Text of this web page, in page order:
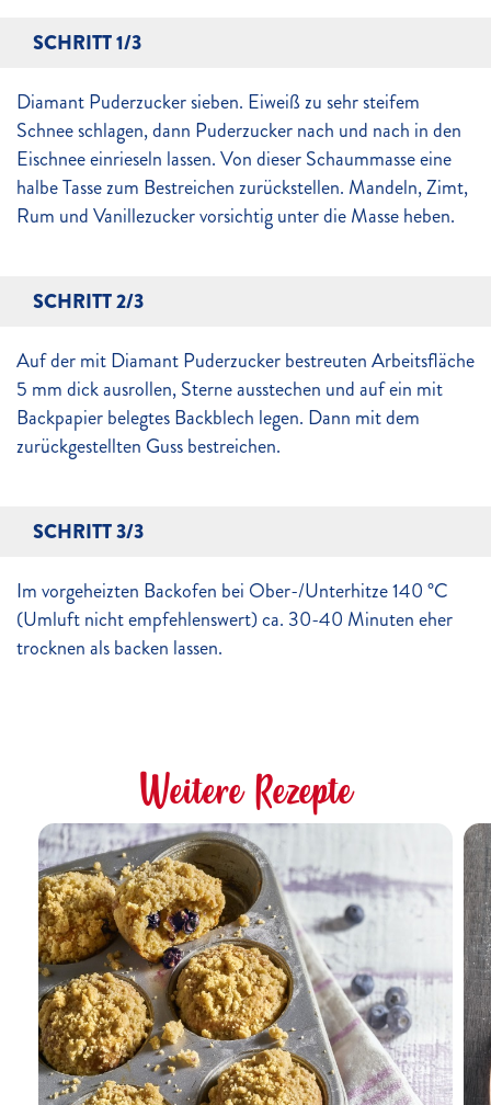
SCHRITT 1/3
Diamant Puderzucker sieben. Eiweiß zu sehr steifem
Schnee schlagen, dann Puderzucker nach und nach in den
Eischnee einrieseln lassen. Von dieser Schaummasse eine
halbe Tasse zum Bestreichen zurückstellen. Mandeln, Zimt,
Rum und Vanillezucker vorsichtig unter die Masse heben.
SCHRITT 2/3
Auf der mit Diamant Puderzucker bestreuten Arbeitsfläche
5 mm dick ausrollen, Sterne ausstechen und auf ein mit
Backpapier belegtes Backblech legen. Dann mit dem
zurückgestellten Guss bestreichen.
SCHRITT 3/3
Im vorgeheizten Backofen bei Ober-/Unterhitze 140 °C
(Umluft nicht empfehlenswert) ca. 30-40 Minuten eher
trocknen als backen lassen.
Weitere Rezepte